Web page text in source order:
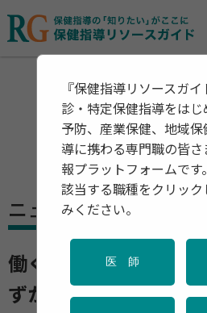
ニュース
働く人のストレスに
ずか10分間の「マイ
『保健指導リソースガ
診・特定保健指導をは
予防、産業保健、地域
導に携わる専門職の皆さ
報プラットフォームです。
該当する職種をクリック
みください。
医 師